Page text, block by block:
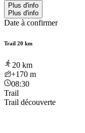
Plus d'info
Plus d'info
Date à confirmer
Trail 20 km
20 km
+170 m
08:30
Trail
Trail découverte